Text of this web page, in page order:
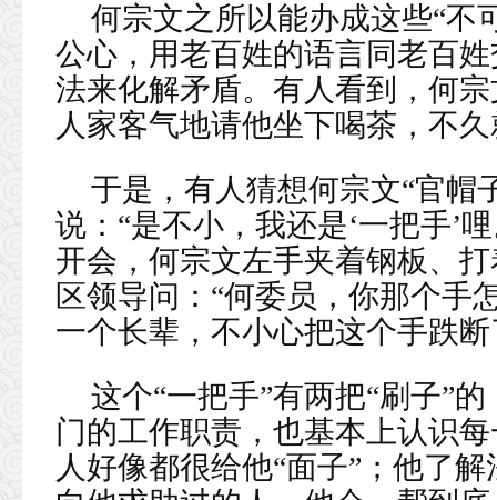
何宗文之所以能办成这些“不
公心，用老百姓的语言同老百
法来化解矛盾。有人看到，何
人家客气地请他坐下喝茶，不
于是，有人猜想何宗文“官帽
说：“是不小，我还是‘一把手’
开会，何宗文左手夹着钢板、
区领导问：“何委员，你那个手
一个长辈，不小心把这个手跌断
这个“一把手”有两把“刷子”
门的工作职责，也基本上认识
人好像都很给他“面子”；他了